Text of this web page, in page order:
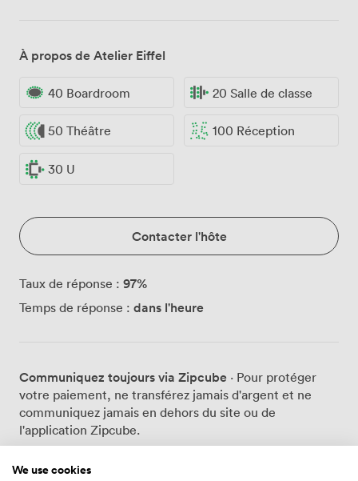
À propos de Atelier Eiffel
40 Boardroom 20 Salle de classe
50 Théâtre 100 Réception
30 U
Contacter l'hôte
Taux de réponse : 97%
Temps de réponse : dans l'heure
Communiquez toujours via Zipcube · Pour protéger
votre paiement, ne transférez jamais d'argent et ne
communiquez jamais en dehors du site ou de
l'application Zipcube.
We use cookies